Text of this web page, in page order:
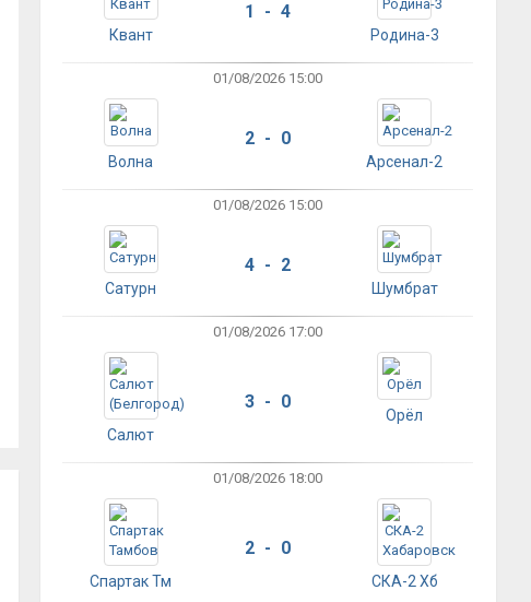
Квант
1 - 4
Родина-3
01/08/2026 15:00
Волна
2 - 0
Арсенал-2
01/08/2026 15:00
Сатурн
4 - 2
Шумбрат
01/08/2026 17:00
Салют
3 - 0
Орёл
01/08/2026 18:00
Спартак Тм
2 - 0
СКА-2 Хб